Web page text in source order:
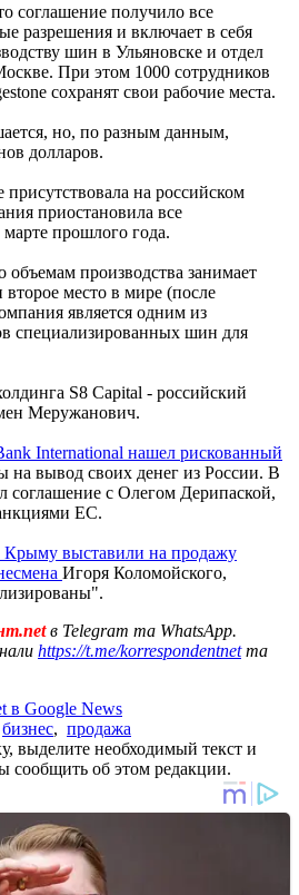
соглашение получило все
разрешения и включает в себя
шин в Ульяновске и отдел
При этом 1000 сотрудников
сохранят свои рабочие места.
но, по разным данным,
долларов.
присутствовала на российском
приостановила все
прошлого года.
объемам производства занимает
место в мире (после
является одним из
специализированных шин для
S8 Capital - российский
Меружанович.
International нашел рискованный
на вывод своих денег из России. В
соглашение с Олегом Дерипаской,
ЕС.
Крыму выставили на продажу
Игоря Коломойского,
в Telegram та WhatsApp.
https://t.me/korrespondentnetта
в Google News
бизнес, продажа
выделите необходимый текст и
сообщить об этом редакции.